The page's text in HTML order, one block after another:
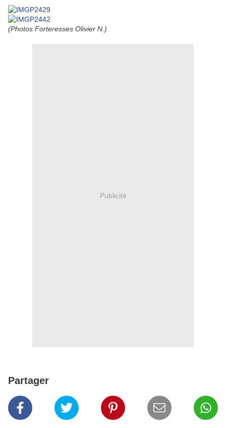
(Photos Forteresses Olivier N.)
Publicité
Partager